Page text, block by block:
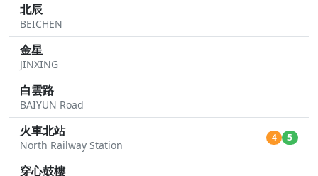
北辰
BEICHEN
金星
JINXING
白雲路
BAIYUN Road
火車北站
North Railway Station
4 5
穿心鼓樓